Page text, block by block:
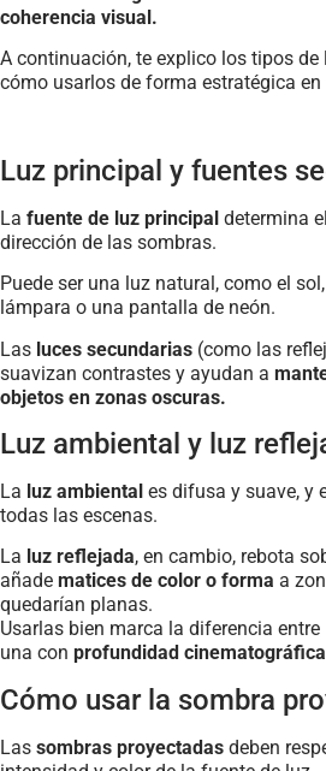
coherencia visual.
A continuación, te explico los tipos
cómo usarlos de forma estratégica
Luz principal y fuentes
La fuente de luz principal determina
dirección de las sombras.
Puede ser una luz natural, como el
lámpara o una pantalla de neón.
Las luces secundarias (como las
suavizan contrastes y ayudan a
objetos en zonas oscuras.
Luz ambiental y luz
La luz ambiental es difusa y suave, y
todas las escenas.
La luz reflejada, en cambio, rebota
añade matices de color o forma a
quedarían planas.
Usarlas bien marca la diferencia
una con profundidad cinematográfica
Cómo usar la sombra
Las sombras proyectadas deben